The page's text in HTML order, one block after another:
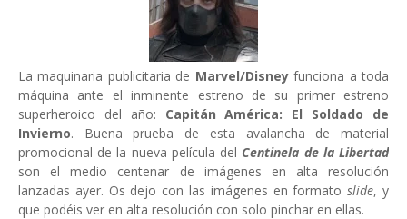
La maquinaria publicitaria de Marvel/Disneyfunciona a toda
máquina ante el inminente estreno de su primer estreno
superheroico del año: Capitán América: El Soldado de
Invierno. Buena prueba de esta avalancha de material
promocional de la nueva película del Centinela de la Libertad
son el medio centenar de imágenes en alta resolución
lanzadas ayer. Os dejo con las imágenes en formatoslide, y
que podéis ver en alta resolución con solo pinchar en ellas.